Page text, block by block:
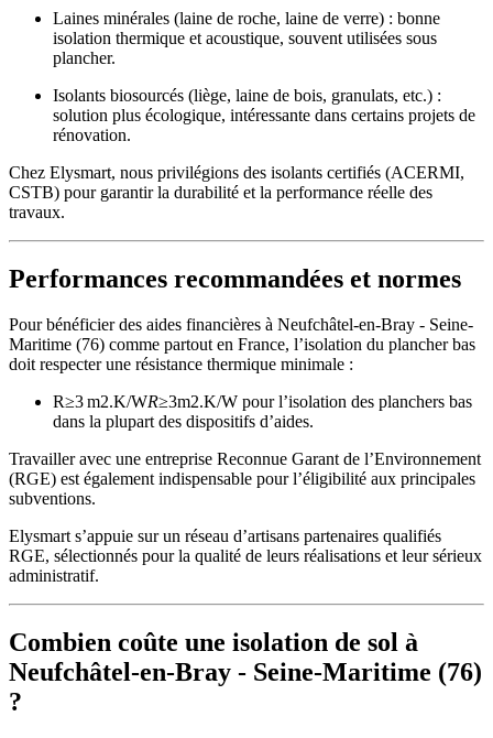
Laines minérales (laine de roche, laine de verre) : bonne
isolation thermique et acoustique, souvent utilisées sous
plancher.
Isolants biosourcés (liège, laine de bois, granulats, etc.) :
solution plus écologique, intéressante dans certains projets de
rénovation.
Chez Elysmart, nous privilégions des isolants certifiés (ACERMI,
CSTB) pour garantir la durabilité et la performance réelle des
travaux.
Performances recommandées et normes
Pour bénéficier des aides financières à Neufchâtel-en-Bray - Seine-
Maritime (76) comme partout en France, l’isolation du plancher bas
doit respecter une résistance thermique minimale :
R≥3 m2.K/WR≥3m2.K/W pour l’isolation des planchers bas
dans la plupart des dispositifs d’aides.
Travailler avec une entreprise Reconnue Garant de l’Environnement
(RGE) est également indispensable pour l’éligibilité aux principales
subventions.
Elysmart s’appuie sur un réseau d’artisans partenaires qualifiés
RGE, sélectionnés pour la qualité de leurs réalisations et leur sérieux
administratif.
Combien coûte une isolation de sol à
Neufchâtel-en-Bray - Seine-Maritime (76)
?